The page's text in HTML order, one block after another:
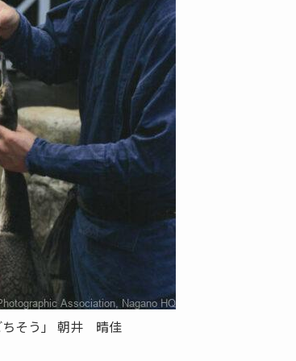
ちそう」 朝井 晴佳